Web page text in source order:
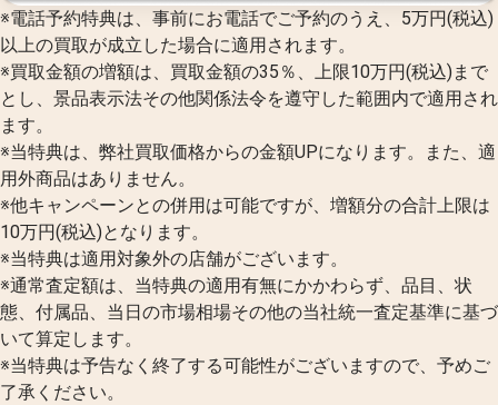
※電話予約特典は、事前にお電話でご予約のうえ、5万円(税込)
以上の買取が成立した場合に適用されます。
※買取金額の増額は、買取金額の35％、上限10万円(税込)まで
とし、景品表示法その他関係法令を遵守した範囲内で適用され
ます。
※当特典は、弊社買取価格からの金額UPになります。また、適
用外商品はありません。
※他キャンペーンとの併用は可能ですが、増額分の合計上限は
10万円(税込)となります。
※当特典は適用対象外の店舗がございます。
※通常査定額は、当特典の適用有無にかかわらず、品目、状
態、付属品、当日の市場相場その他の当社統一査定基準に基づ
いて算定します。
※当特典は予告なく終了する可能性がございますので、予めご
了承ください。